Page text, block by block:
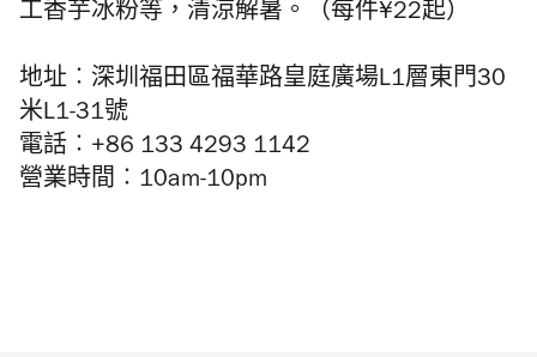
工香芋冰粉等，清涼解暑。（每件¥22起）
地址︰深圳福田區福華路皇庭廣場L1層東門30
米L1-31號
電話︰+86 133 4293 1142
營業時間︰10am-10pm